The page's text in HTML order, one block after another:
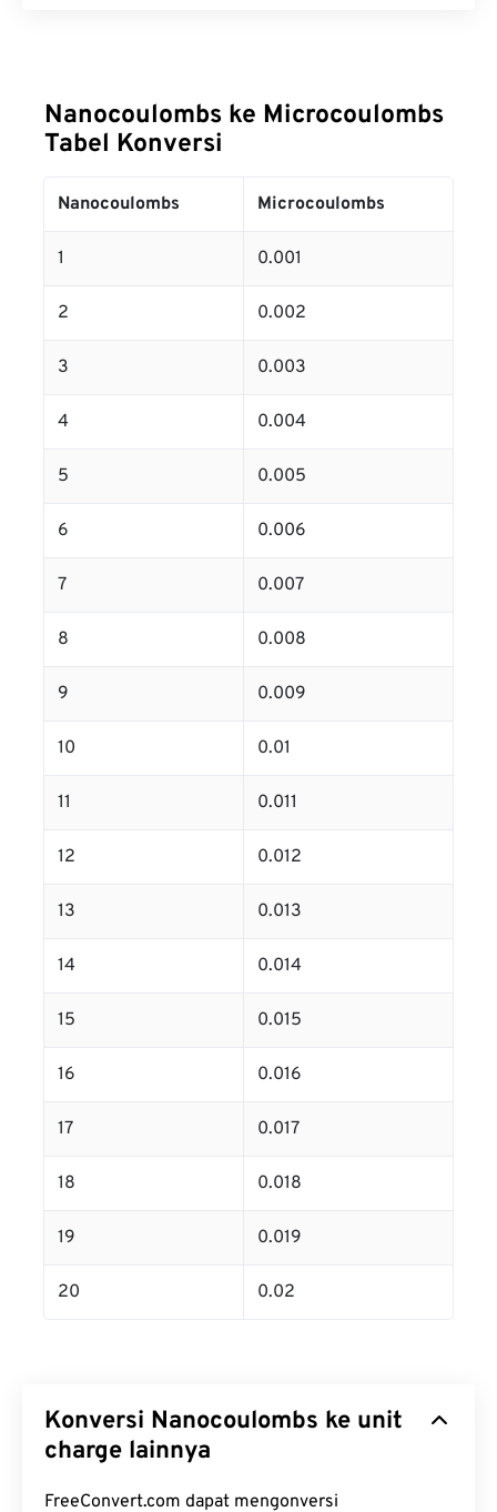
Nanocoulombs ke Microcoulombs
Tabel Konversi
Nanocoulombs Microcoulombs
1 0.001
2 0.002
3 0.003
4 0.004
5 0.005
6 0.006
7 0.007
8 0.008
9 0.009
10 0.01
11 0.011
12 0.012
13 0.013
14 0.014
15 0.015
16 0.016
17 0.017
18 0.018
19 0.019
20 0.02
Konversi Nanocoulombs ke unit
charge lainnya
FreeConvert.com dapat mengonversi